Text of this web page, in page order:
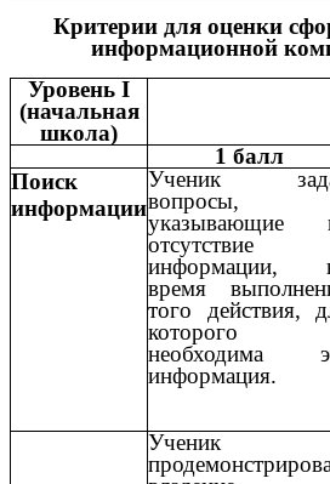
Критерии для оценки
информационной
Уровень I
(начальная
школа)
1 балл
Поиск
информации
Ученик
вопросы,
указывающие
отсутствие
информации,
время
того действия,
которого
необходима
информация.
Ученик